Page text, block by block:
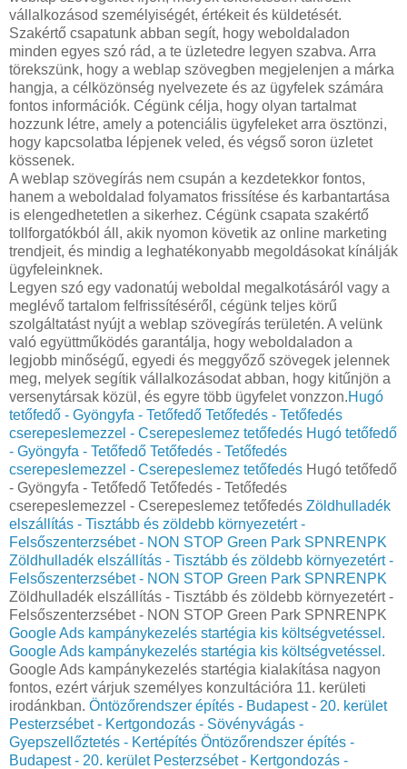
vállalkozásod személyiségét, értékeit és küldetését.
Szakértő csapatunk abban segít, hogy weboldaladon
minden egyes szó rád, a te üzletedre legyen szabva. Arra
törekszünk, hogy a weblap szövegben megjelenjen a márka
hangja, a célközönség nyelvezete és az ügyfelek számára
fontos információk. Cégünk célja, hogy olyan tartalmat
hozzunk létre, amely a potenciális ügyfeleket arra ösztönzi,
hogy kapcsolatba lépjenek veled, és végső soron üzletet
kössenek.
A weblap szövegírás nem csupán a kezdetekkor fontos,
hanem a weboldalad folyamatos frissítése és karbantartása
is elengedhetetlen a sikerhez. Cégünk csapata szakértő
tollforgatókból áll, akik nyomon követik az online marketing
trendjeit, és mindig a leghatékonyabb megoldásokat kínálják
ügyfeleinknek.
Legyen szó egy vadonatúj weboldal megalkotásáról vagy a
meglévő tartalom felfrissítéséről, cégünk teljes körű
szolgáltatást nyújt a weblap szövegírás területén. A velünk
való együttműködés garantálja, hogy weboldaladon a
legjobb minőségű, egyedi és meggyőző szövegek jelennek
meg, melyek segítik vállalkozásodat abban, hogy kitűnjön a
versenytársak közül, és egyre több ügyfelet vonzzon.Hugó
tetőfedő - Gyöngyfa - Tetőfedő Tetőfedés - Tetőfedés
cserepeslemezzel - Cserepeslemez tetőfedés Hugó tetőfedő
- Gyöngyfa - Tetőfedő Tetőfedés - Tetőfedés
cserepeslemezzel - Cserepeslemez tetőfedés Hugó tetőfedő
- Gyöngyfa - Tetőfedő Tetőfedés - Tetőfedés
cserepeslemezzel - Cserepeslemez tetőfedés Zöldhulladék
elszállítás - Tisztább és zöldebb környezetért -
Felsőszenterzsébet - NON STOP Green Park SPNRENPK
Zöldhulladék elszállítás - Tisztább és zöldebb környezetért -
Felsőszenterzsébet - NON STOP Green Park SPNRENPK
Zöldhulladék elszállítás - Tisztább és zöldebb környezetért -
Felsőszenterzsébet - NON STOP Green Park SPNRENPK
Google Ads kampánykezelés startégia kis költségvetéssel.
Google Ads kampánykezelés startégia kis költségvetéssel.
Google Ads kampánykezelés startégia kialakítása nagyon
fontos, ezért várjuk személyes konzultációra 11. kerületi
irodánkban. Öntözőrendszer építés - Budapest - 20. kerület
Pesterzsébet - Kertgondozás - Sövényvágás -
Gyepszellőztetés - Kertépítés Öntözőrendszer építés -
Budapest - 20. kerület Pesterzsébet - Kertgondozás -